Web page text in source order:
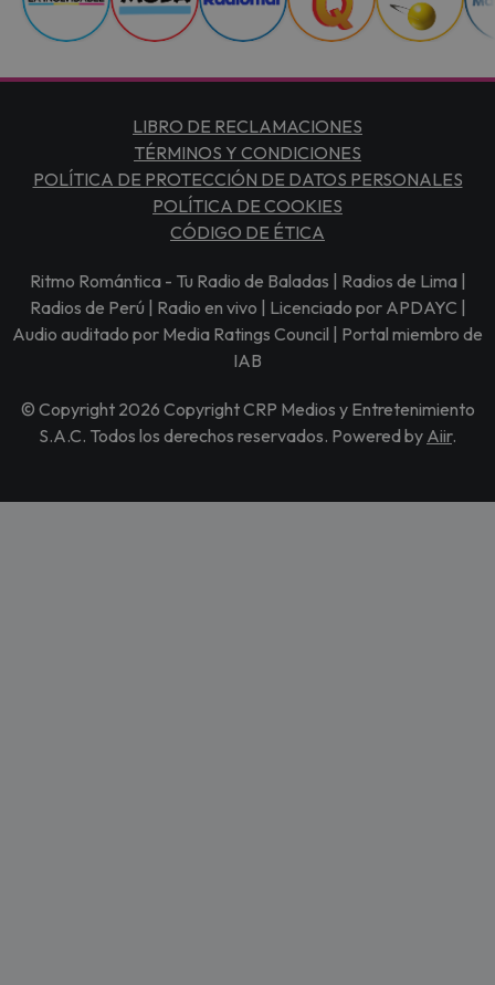
LIBRO DE RECLAMACIONES
TÉRMINOS Y CONDICIONES
POLÍTICA DE PROTECCIÓN DE DATOS PERSONALES
POLÍTICA DE COOKIES
CÓDIGO DE ÉTICA
Ritmo Romántica - Tu Radio de Baladas | Radios de Lima |
Radios de Perú | Radio en vivo | Licenciado por APDAYC |
Audio auditado por Media Ratings Council | Portal miembro de
IAB
© Copyright 2026 Copyright CRP Medios y Entretenimiento
S.A.C. Todos los derechos reservados. Powered by Aiir.